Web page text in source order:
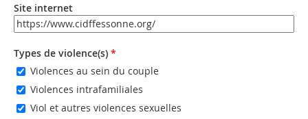
Site internet
URL
Types de violence(s) *
Violences au sein du couple
Violences intrafamiliales
Viol et autres violences sexuelles